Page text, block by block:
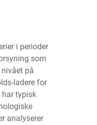
i perioder
som
på
ladere for
har typisk
analyserer